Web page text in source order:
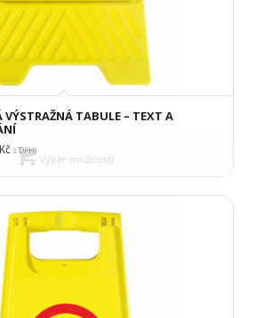
TABULE – TEXT A
Kčs DPH)
Výběr možností